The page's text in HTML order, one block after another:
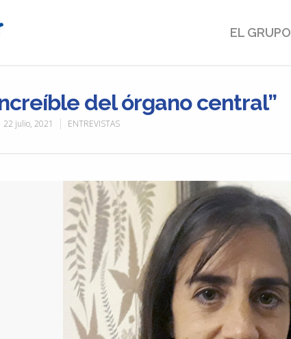
EL GRUPO
del órgano central”
22 julio, 2021 ENTREVISTAS